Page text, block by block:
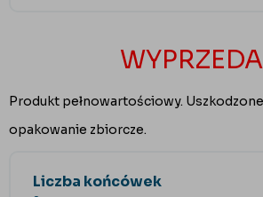
Produkt pełnowartościowy.
opakowanie zbiorcze.
Liczba końcówek